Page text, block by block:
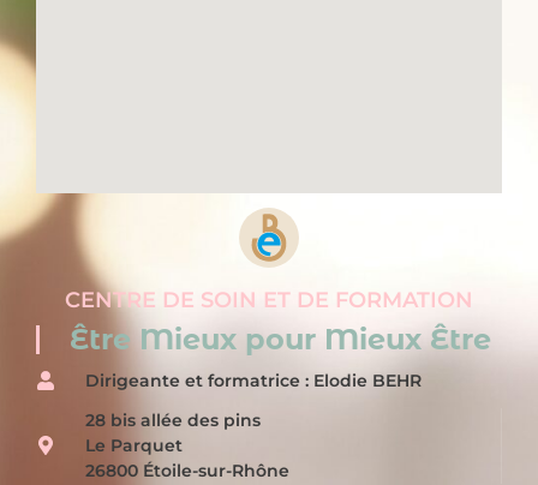
CENTRE DE SOIN ET DE FORMATION
Être Mieux pour Mieux Être
Dirigeante et formatrice : Elodie BEHR
28 bis allée des pins
Le Parquet
26800 Étoile-sur-Rhône